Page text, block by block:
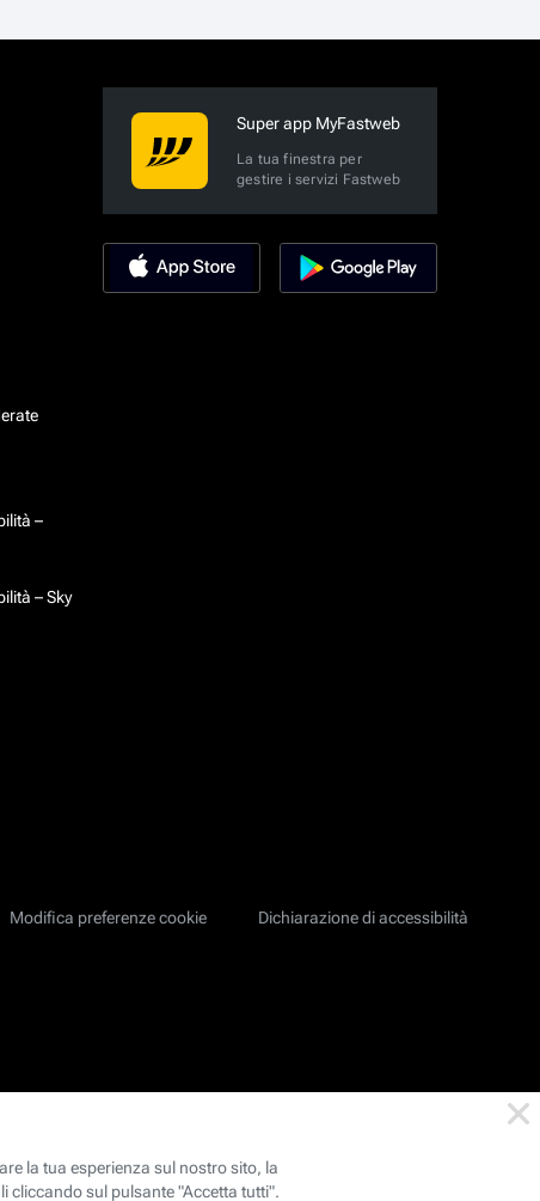
–
– Sky
Super app MyFastweb
La tua finestra per
gestire i servizi Fastweb
Modifica preferenze cookie Dichiarazione di accessibilità